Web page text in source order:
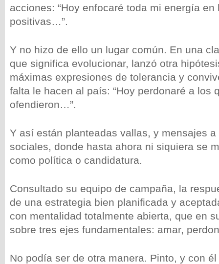
acciones: “Hoy enfocaré toda mi energía en
positivas…”.
Y no hizo de ello un lugar común. En una
que significa evolucionar, lanzó otra
máximas expresiones de tolerancia y
falta le hacen al país: “Hoy perdonaré a los
ofendieron…”.
Y así están planteadas vallas, y mensajes
sociales, donde hasta ahora ni siquiera se
como política o candidatura.
Consultado su equipo de campaña, la
de una estrategia bien planificada y
con mentalidad totalmente abierta, que en
sobre tres ejes fundamentales: amar,
No podía ser de otra manera. Pinto, y con